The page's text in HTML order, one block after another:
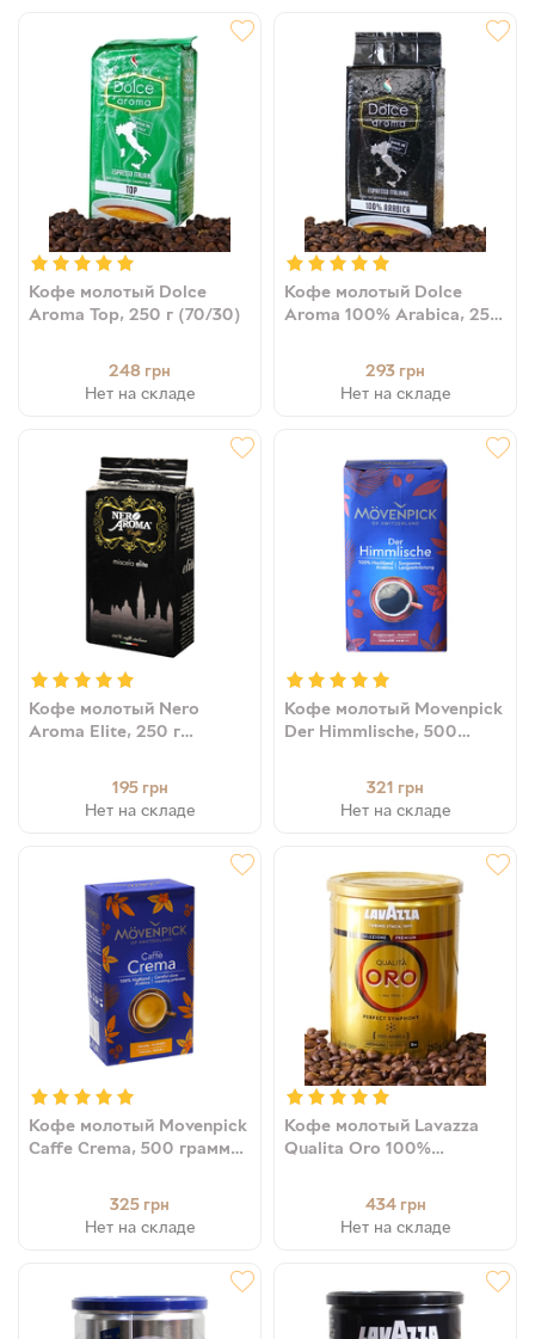
Кофе молотый Dolce
Aroma Top, 250 г (70/30)
248 грн
Нет на складе
Кофе молотый Dolce
Aroma 100% Arabica, 250
293 грн
Нет на складе
Кофе молотый Nero
Aroma Elite, 250 г
195 грн
Нет на складе
Кофе молотый Movenpick
Der Himmlische, 500
321 грн
Нет на складе
Кофе молотый Movenpick
Caffe Crema, 500 грамм
325 грн
Нет на складе
Кофе молотый Lavazza
Qualita Oro 100%
8000070012141)
434 грн
Нет на складе